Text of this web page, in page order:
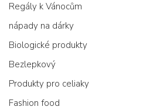
Regály k Vánocům
nápady na dárky
Biologické produkty
Bezlepkový
Produkty pro celiaky
Fashion food